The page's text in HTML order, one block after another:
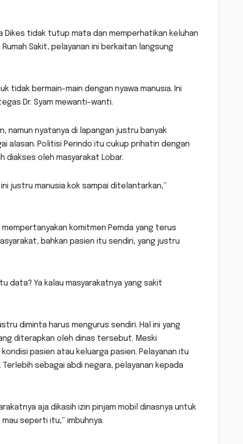
Dikes tidak tutup mata dan memperhatikan keluhan
Sakit, pelayanan ini berkaitan langsung
tidak bermain-main dengan nyawa manusia. Ini
Dr. Syam mewanti-wanti.
namun nyatanya di lapangan justru banyak
alasan. Politisi Perindo itu cukup prihatin dengan
diakses oleh masyarakat Lobar.
justru manusia kok sampai ditelantarkan,”
komitmen Pemda yang terus
bahkan pasien itu sendiri, yang justru
data? Ya kalau masyarakatnya yang sakit
diminta harus mengurus sendiri. Hal ini yang
diterapkan oleh dinas tersebut. Meski
pasien atau keluarga pasien. Pelayanan itu
sebagai abdi negara, pelayanan kepada
aja dikasih izin pinjam mobil dinasnya untuk
seperti itu,” imbuhnya.